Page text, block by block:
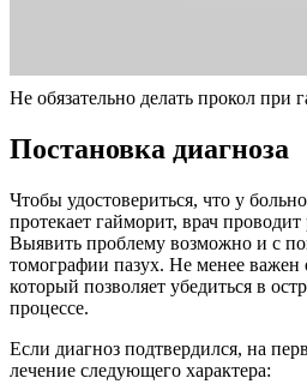
Не обязательно делать прокол при
Постановка диагноза
Чтобы удостовериться, что у
протекает гайморит, врач проводит
Выявить проблему возможно и с
томографии пазух. Не менее
который позволяет убедиться в
процессе.
Если диагноз подтвердился, на
лечение следующего характера: